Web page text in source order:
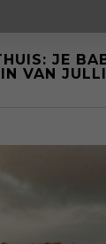
JE
VAN